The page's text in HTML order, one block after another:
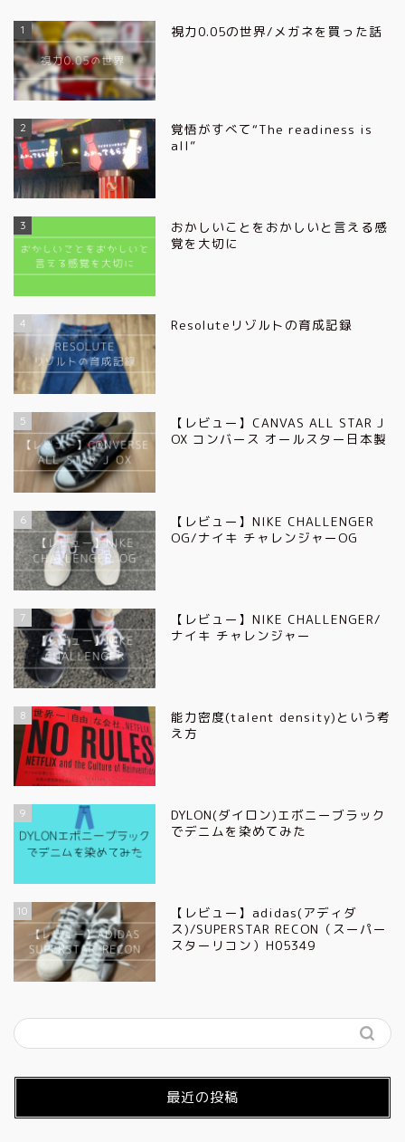
1 視力0.05の世界/メガネを買った話
2
覚悟がすべて“The readiness is
all”
3
おかしいことをおかしいと言える感
覚を大切に
4 Resoluteリゾルトの育成記録
5
【レビュー】CANVAS ALL STAR J
OX コンバース オールスター日本製
6
【レビュー】NIKE CHALLENGER
OG/ナイキ チャレンジャーOG
7
【レビュー】NIKE CHALLENGER/
ナイキ チャレンジャー
8
能力密度(talent density)という考
え方
9
DYLON(ダイロン)エボニーブラック
でデニムを染めてみた
10
【レビュー】adidas(アディダ
ス)/SUPERSTAR RECON（スーパー
スターリコン）H05349
最近の投稿